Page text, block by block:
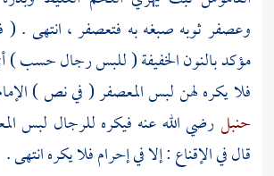
وعصفر ثوبه صبغه به فتعصفر ، انتهى .
مؤكد بالنون الخفيفة ( للبس رجال حسب )
فلا يكره لهن لبس المعصفر ( في نص )
حنبلرضي الله عنه فيكره للرجال لبس
قال في الإقناع : إلا في إحرام فلا يكره انتهى .